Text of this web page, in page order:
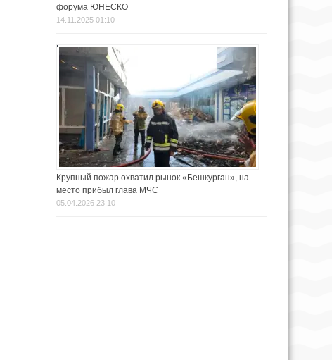
форума ЮНЕСКО
14.11.2025 01:10
Крупный пожар охватил рынок «Бешкурган», на
место прибыл глава МЧС
05.04.2026 23:10